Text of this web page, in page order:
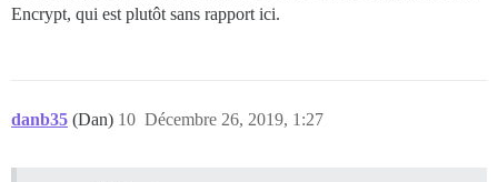
Encrypt, qui est plutôt sans rapport ici.
danb35 (Dan) Décembre 26, 2019, 1:27
10